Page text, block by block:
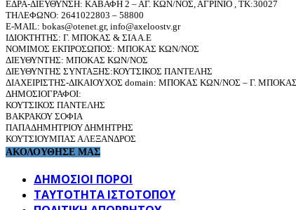
ΕΔΡΑ-ΔΙΕΥΘΥΝΣΗ: ΚΑΒΑΦΗ 2 – ΑΓ. ΚΩΝ/ΝΟΣ, ΑΓΡΙΝΙΟ , ΤΚ:30027
ΤΗΛΕΦΩΝΟ: 2641022803 – 58800
E-MAIL: bokas@otenet.gr, info@axeloostv.gr
ΙΔΙΟΚΤΗΤΗΣ: Γ. ΜΠΟΚΑΣ & ΣΙΑ Α.Ε
ΝΟΜΙΜΟΣ ΕΚΠΡΟΣΩΠΟΣ: ΜΠΟΚΑΣ ΚΩΝ/ΝΟΣ
ΔΙΕΥΘΥΝΤΗΣ: ΜΠΟΚΑΣ ΚΩΝ/ΝΟΣ
ΔΙΕΥΘΥΝΤΗΣ ΣΥΝΤΑΞΗΣ:ΚΟΥΤΣΙΚΟΣ ΠΑΝΤΕΛΗΣ
ΔΙΑΧΕΙΡΙΣΤΗΣ-ΔΙΚΑΙΟΥΧΟΣ domain: ΜΠΟΚΑΣ ΚΩΝ/ΝΟΣ – Γ.
ΔΗΜΟΣΙΟΓΡΑΦΟΙ:
ΚΟΥΤΣΙΚΟΣ ΠΑΝΤΕΛΗΣ
ΒΑΚΡΑΚΟΥ ΣΟΦΙΑ
ΠΑΠΑΔΗΜΗΤΡΙΟΥ ΔΗΜΗΤΡΗΣ
ΚΟΥΤΣΙΟΥΜΠΑΣ ΑΛΕΞΑΝΔΡΟΣ
ΑΚΟΛΟΥΘΗΣΕ ΜΑΣ
ΔΗΜΟΣΙΟΙ ΠΟΡΟΙ
ΤΑΥΤΌΤΗΤΑ ΙΣΤΌΤΟΠΟΥ